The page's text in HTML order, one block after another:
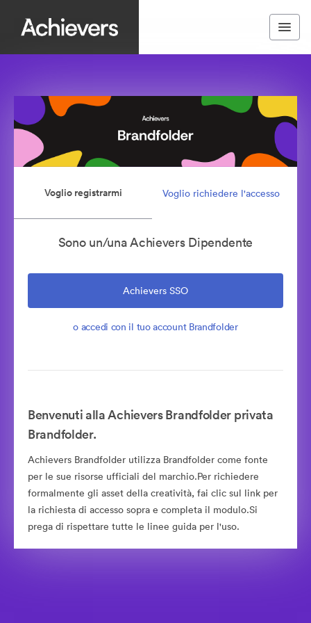
Voglio registrarmi Voglio richiedere l'accesso
Sono un/una Achievers Dipendente
Achievers SSO
o accedi con il tuo account Brandfolder
Benvenuti alla Achievers Brandfolder privata
Brandfolder.
Achievers Brandfolder utilizza Brandfolder come fonte
per le sue risorse ufficiali del marchio.Per richiedere
formalmente gli asset della creatività, fai clic sul link per
la richiesta di accesso sopra e completa il modulo.Si
prega di rispettare tutte le linee guida per l'uso.